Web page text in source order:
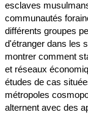
esclaves
communautés
différents groupes
d'étranger dans les
montrer comment
et réseaux
études de cas
métropoles
alternent avec des